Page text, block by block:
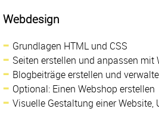
Webdesign
Grundlagen HTML und CSS
Seiten erstellen und anpassen mit
Blogbeiträge erstellen und
Optional: Einen Webshop erstellen
Visuelle Gestaltung einer Website,